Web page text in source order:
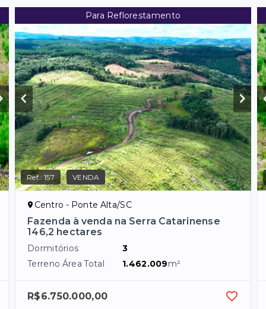
Para Reflorestamento
Ref.:157 VENDA
Centro - Ponte Alta/SC
Fazenda à venda na Serra Catarinense
146,2 hectares
Dormitórios
3
Terreno Área Total
1.462.009m²
R$6.750.000,00